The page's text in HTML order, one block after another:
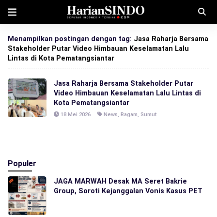
Menampilkan postingan dengan tag: Jasa Raharja Bersama
Stakeholder Putar Video Himbauan Keselamatan Lalu
Lintas di Kota Pematangsiantar
Jasa Raharja Bersama Stakeholder Putar
Video Himbauan Keselamatan Lalu Lintas di
Kota Pematangsiantar
18 Mei 2026 News, Ragam, Sumut
Populer
JAGA MARWAH Desak MA Seret Bakrie
Group, Soroti Kejanggalan Vonis Kasus PET